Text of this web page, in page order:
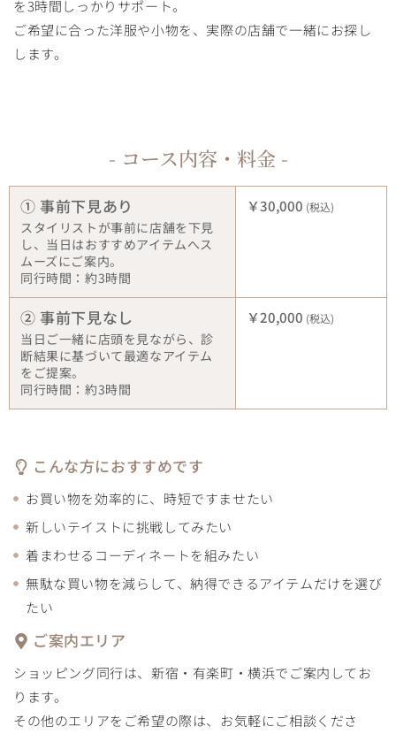
を3時間しっかりサポート。
ご希望に合った洋服や小物を、実際の店舗で一緒にお探し
します。
- コース内容・料金 -
① 事前下見あり
スタイリストが事前に店舗を下見
し、当日はおすすめアイテムへス
ムーズにご案内。
同行時間：約3時間
￥30,000 (税込)
② 事前下見なし
当日ご一緒に店頭を見ながら、診
断結果に基づいて最適なアイテム
をご提案。
同行時間：約3時間
￥20,000 (税込)
こんな方におすすめです
お買い物を効率的に、時短ですませたい
新しいテイストに挑戦してみたい
着まわせるコーディネートを組みたい
無駄な買い物を減らして、納得できるアイテムだけを選び
たい
ご案内エリア
ショッピング同行は、新宿・有楽町・横浜でご案内してお
ります。
その他のエリアをご希望の際は、お気軽にご相談くださ